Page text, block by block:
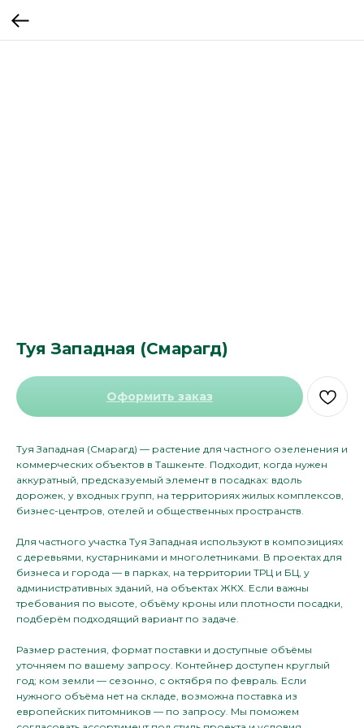
Туя Западная (Смарагд)
Оформить заказ
Туя Западная (Смарагд) — растение для частного озеленения и
коммерческих объектов в Ташкенте. Подходит, когда нужен
аккуратный, предсказуемый элемент в посадках: вдоль
дорожек, у входных групп, на территориях жилых комплексов,
бизнес-центров, отелей и общественных пространств.
Для частного участка Туя Западная используют в композициях
с деревьями, кустарниками и многолетниками. В проектах для
бизнеса и города — в парках, на территории ТРЦ и БЦ, у
административных зданий, на объектах ЖКХ. Если важны
требования по высоте, объёму кроны или плотности посадки,
подберём подходящий вариант по задаче.
Размер растения, формат поставки и доступные объёмы
уточняем по вашему запросу. Контейнер доступен круглый
год; ком земли — сезонно, с октября по февраль. Если
нужного объёма нет на складе, возможна поставка из
европейских питомников — по запросу. Мы поможем